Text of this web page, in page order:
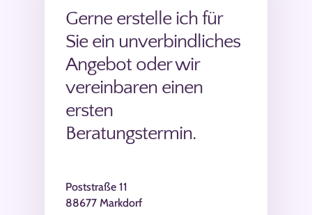
Gerne erstelle ich für
Sie ein unverbindliches
Angebot oder wir
vereinbaren einen
ersten
Beratungstermin.
Poststraße 11
88677 Markdorf